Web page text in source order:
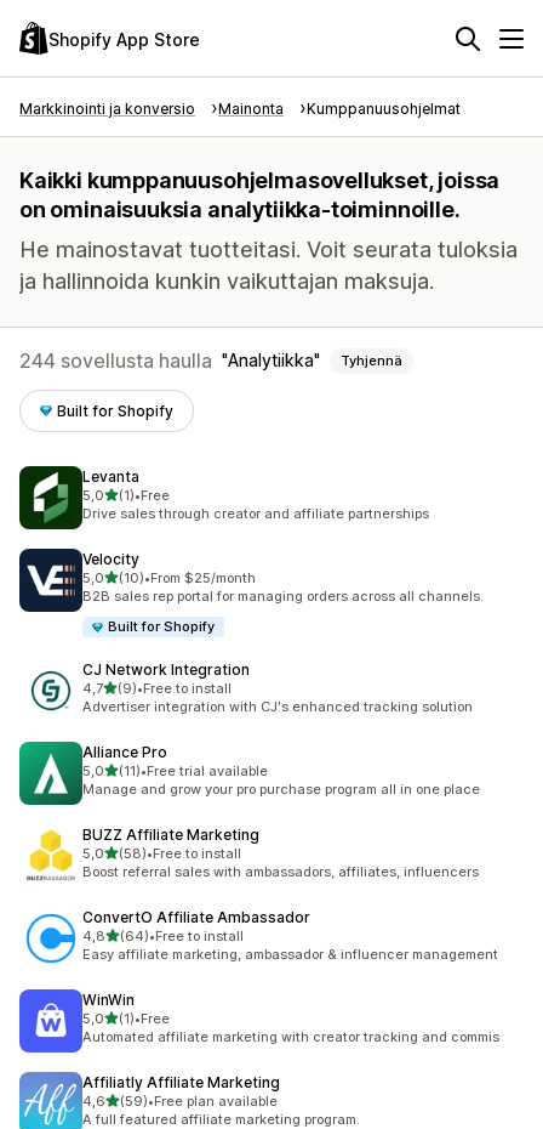
Shopify App Store
Markkinointi ja konversio Mainonta Kumppanuusohjelmat
Kaikki kumppanuusohjelmasovellukset, joissa
on ominaisuuksia analytiikka-toiminnoille.
He mainostavat tuotteitasi. Voit seurata tuloksia
ja hallinnoida kunkin vaikuttajan maksuja.
244 sovellusta haulla Analytiikka Tyhjennä
Built for Shopify
Levanta
5,0/ 5 tähteä
(1)
1 arvostelua yhteensä
•Free
Drive sales through creator and affiliate partnerships
Velocity
5,0/ 5 tähteä
(10)
10 arvostelua yhteensä
•From $25/month
B2B sales rep portal for managing orders across all channels.
Built for Shopify
CJ Network Integration
4,7/ 5 tähteä
(9)
9 arvostelua yhteensä
•Free to install
Advertiser integration with CJ's enhanced tracking solution
Alliance Pro
5,0/ 5 tähteä
(11)
11 arvostelua yhteensä
•Free trial available
Manage and grow your pro purchase program all in one place
BUZZ Affiliate Marketing
5,0/ 5 tähteä
(58)
58 arvostelua yhteensä
•Free to install
Boost referral sales with ambassadors, affiliates, influencers
ConvertO Affiliate Ambassador
4,8/ 5 tähteä
(64)
64 arvostelua yhteensä
•Free to install
Easy affiliate marketing, ambassador & influencer management
WinWin
5,0/ 5 tähteä
(1)
1 arvostelua yhteensä
•Free
Automated affiliate marketing with creator tracking and commis
Affiliatly Affiliate Marketing
4,6/ 5 tähteä
(59)
59 arvostelua yhteensä
•Free plan available
A full featured affiliate marketing program.